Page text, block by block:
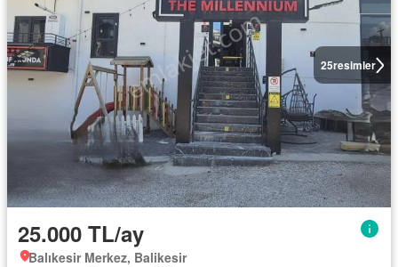
25resimler
25.000 TL/ay
Balıkesir Merkez, Balikesir